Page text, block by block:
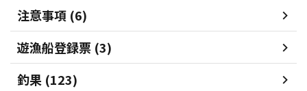
注意事項 (6)
遊漁船登録票 (3)
釣果 (123)